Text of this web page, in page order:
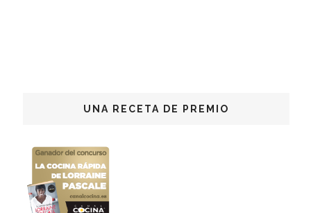
UNA RECETA DE PREMIO